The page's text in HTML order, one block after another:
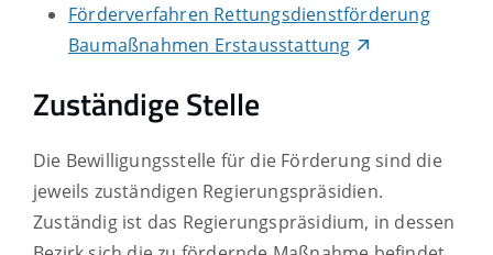
Förderverfahren Rettungsdienstförderung
Baumaßnahmen Erstausstattung
Zuständige Stelle
Die Bewilligungsstelle für die Förderung sind die
jeweils zuständigen Regierungspräsidien.
Zuständig ist das Regierungspräsidium, in dessen